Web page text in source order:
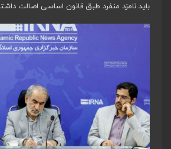
باید نامزد منفرد طبق قانون اساسی اصالت